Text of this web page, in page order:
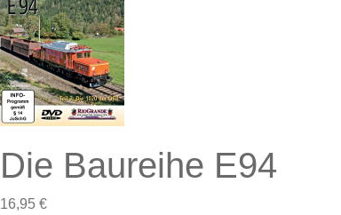
Die Baureihe E94
16,95 €